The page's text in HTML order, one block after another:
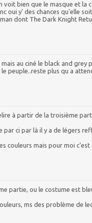
voit bien que le masque et la
oui y' des chances qu'elle
dont The Dark Knight
au ciné le black and grey
peuple..reste plus qu a
à partir de la troisième
par ci par là il y a de légers
couleurs mais pour moi c'est
partie, ou le costume est
ms des problème de